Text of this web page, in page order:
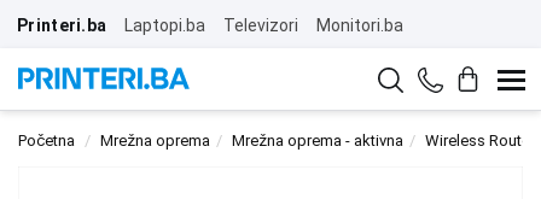
Printeri.ba Laptopi.ba Televizori Monitori.ba
Početna Mrežna oprema Mrežna oprema - aktivna Wireless Router